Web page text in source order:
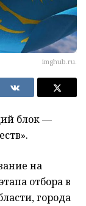
imghub.ru.
блок —
на
отбора в
города